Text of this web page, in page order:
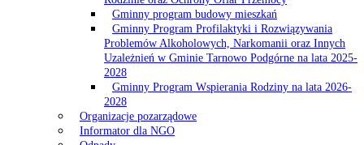
Gminny program budowy mieszkań
Gminny Program Profilaktyki i Rozwiązywania
Problemów Alkoholowych, Narkomanii oraz Innych
Uzależnień w Gminie Tarnowo Podgórne na lata 2025-
2028
Gminny Program Wspierania Rodziny na lata 2026-
2028
Organizacje pozarządowe
Informator dla NGO